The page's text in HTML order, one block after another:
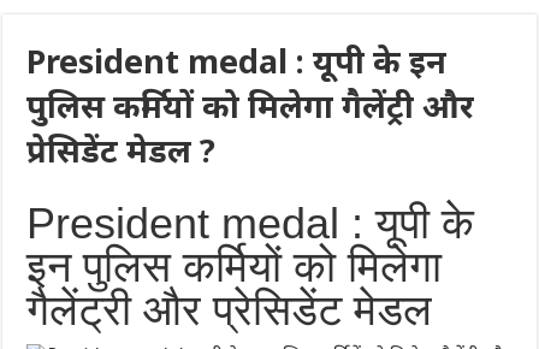
President medal : यूपी के इन
पुलिस कर्मियों को मिलेगा गैलेंट्री और
प्रेसिडेंट मेडल ?
President medal : यूपी के
इन पुलिस कर्मियों को मिलेगा
गैलेंट्री और प्रेसिडेंट मेडल